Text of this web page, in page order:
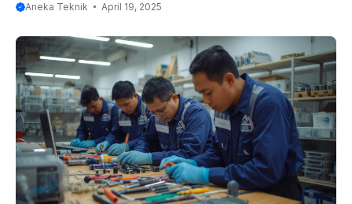
Aneka Teknik April 19, 2025